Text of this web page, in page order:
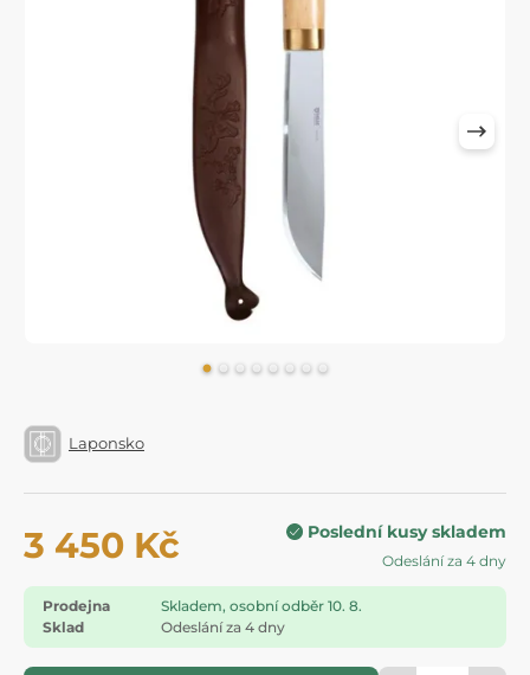
Laponsko
3 450 Kč Poslední kusy skladem
Odeslání za 4 dny
Prodejna
Skladem, osobní odběr 10. 8.
Sklad
Odeslání za 4 dny